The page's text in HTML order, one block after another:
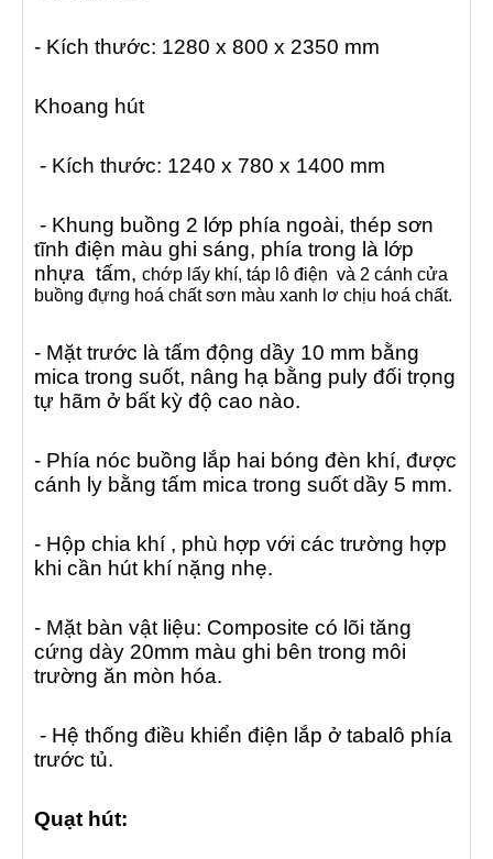
- Kích thước: 1280 x 800 x 2350 mm
Khoang hút
- Kích thước: 1240 x 780 x 1400 mm
- Khung buồng 2 lớp phía ngoài, thép sơn
tĩnh điện màu ghi sáng, phía trong là lớp
nhựa tấm, chớp lấy khí, táp lô điện và 2 cánh cửa
buồng đựng hoá chất sơn màu xanh lơ chịu hoá chất.
- Mặt trước là tấm động dầy 10 mm bằng
mica trong suốt, nâng hạ bằng puly đối trọng
tự hãm ở bất kỳ độ cao nào.
- Phía nóc buồng lắp hai bóng đèn khí, được
cánh ly bằng tấm mica trong suốt dầy 5 mm.
- Hộp chia khí , phù hợp với các trường hợp
khi cần hút khí nặng nhẹ.
- Mặt bàn vật liệu: Composite có lõi tăng
cứng dày 20mm màu ghi bên trong môi
trường ăn mòn hóa.
- Hệ thống điều khiển điện lắp ở tabalô phía
trước tủ.
Quạt hút: